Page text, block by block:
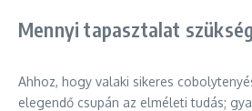
Mennyi tapasztalat
Ahhoz, hogy valaki sikeres
elegendő csupán az elméleti tudás;